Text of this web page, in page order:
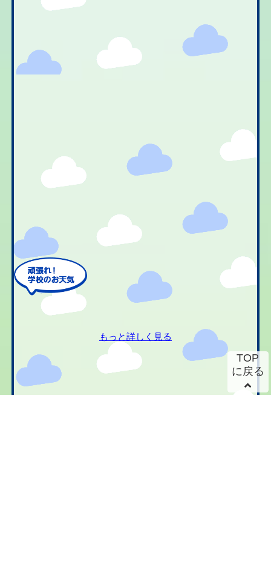
もっと詳しく見る
TOP
に戻る